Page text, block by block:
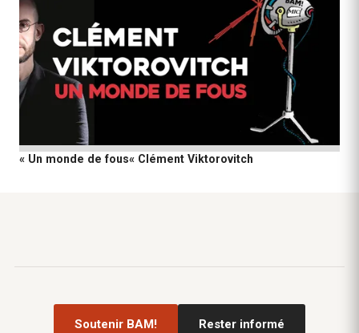
« Un monde de fous« Clément Viktorovitch
Soutenir BAM! Rester informé